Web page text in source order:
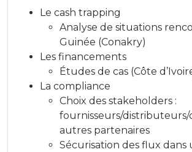
Le cash trapping
Analyse de situations
Guinée (Conakry)
Les financements
Études de cas (Côte
La compliance
Choix des stakeholders :
fournisseurs/distributeurs/
autres partenaires
Sécurisation des flux